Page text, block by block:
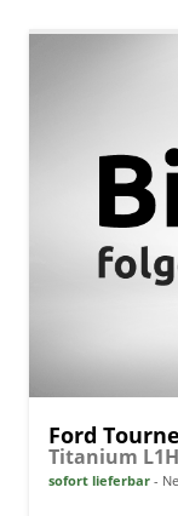
Ford
Titanium
sofort lieferbar